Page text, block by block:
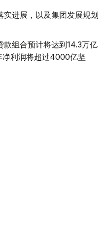
进展，以及集团发展规划
组合预计将达到14.3万亿
净利润将超过4000亿坚